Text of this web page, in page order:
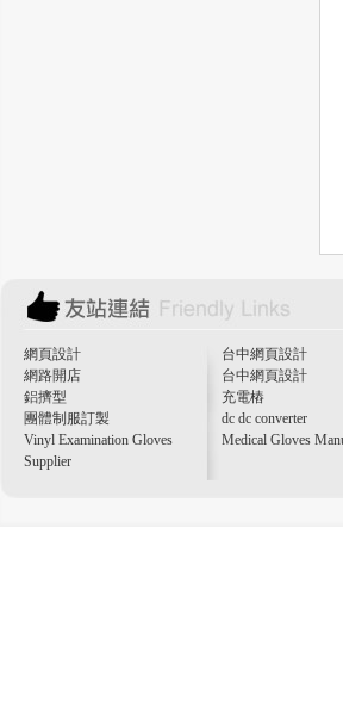
網頁設計 台中網頁設計
網路開店
台中網頁設計
鋁擠型
充電樁
團體制服訂製
dc dc converter
Vinyl Examination Gloves
Supplier
Medical Gloves